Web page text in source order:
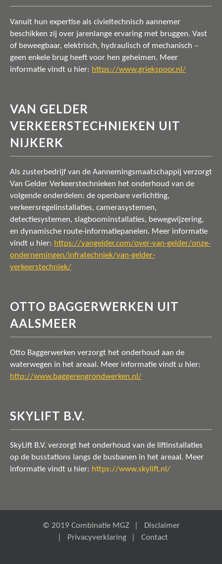
Vanuit hun expertise als civieltechnisch aannemer
beschikken zij over jarenlange ervaring met bruggen. Vast
of beweegbaar, elektrisch, hydraulisch of mechanisch –
geen enkele brug heeft voor hen geheimen. Meer
informatie vindt u hier: https://www.griekspoor.nl/
VAN GELDER
VERKEERSTECHNIEKEN UIT
NIJKERK
Als zusterbedrijf van de Aannemingsmaatschappij verzorgt
Van Gelder Verkeerstechnieken het onderhoud van de
volgende onderdelen: de openbare verlichting,
verkeersregelinstallaties, camerasystemen,
detectiesystemen, slagboominstallaties, bewegwijzering,
en dynamische route-informatiepanelen. Meer informatie
vindt u hier: https://vangelder.com/over-van-gelder/onze-
ondernemingen/infratechniek/van-gelder-
verkeerstechniek/
OTTO BAGGERWERKEN UIT
AALSMEER
Otto Baggerwerken verzorgt het onderhoud aan de
waterwegen in het areaal. Meer informatie vindt u hier:
http://www.baggerengrondwerken.nl/
SKYLIFT B.V.
SkyLift B.V. verzorgt het onderhoud van de liftinstallaties
op de busstations langs de busbanen in het areaal. Meer
informatie vindt u hier: https://www.skylift.nl/
© 2019 Combinatie MGZ
Disclaimer
Privacyverklaring
Contact